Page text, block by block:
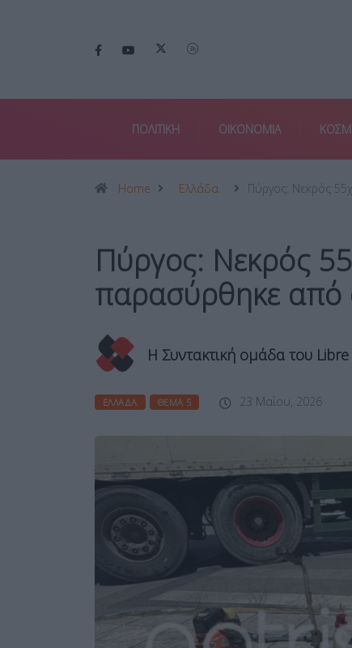
ΠΟΛΙΤΙΚΗ ΟΙΚΟΝΟΜΙΑ
Home Ελλάδα Πύργος: Νεκρός
Πύργος: Νεκρός
παρασύρθηκε από
Η Συντακτική ομάδα του Libre
ΕΛΛΆΔΑ ΘΈΜΑ 5 23 Μαΐου, 2026